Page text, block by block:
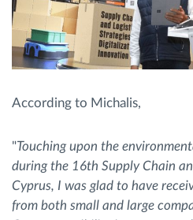
According to Michalis,
"Touching upon the
during the 16th Supply Chain
Cyprus, I was glad to have
from both small and large